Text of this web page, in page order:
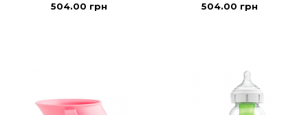
504.00 грн 504.00 грн